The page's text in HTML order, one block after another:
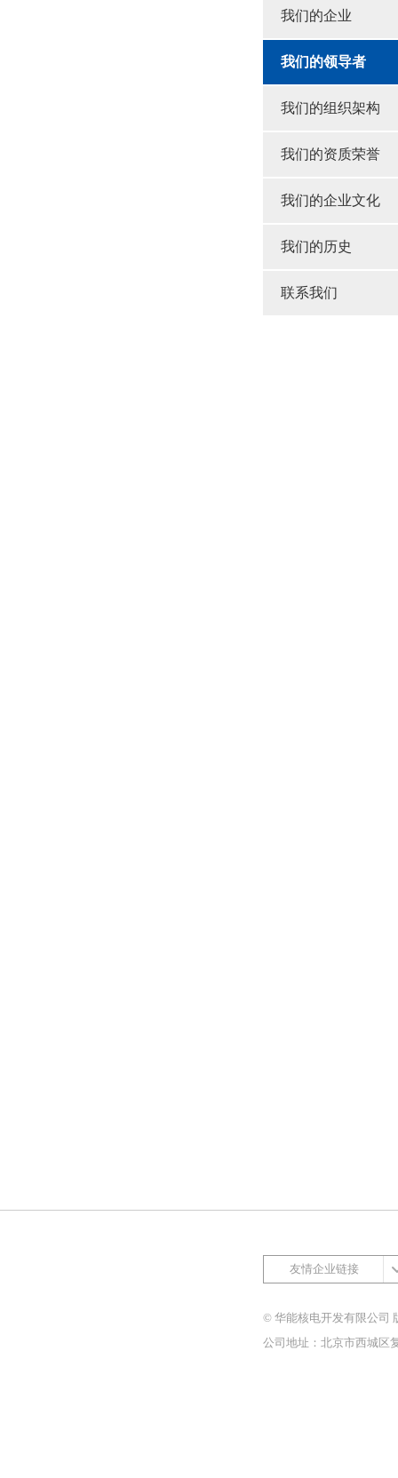
我们的企业
我们的领导者
我们的组织架构
我们的资质荣誉
我们的企业文化
我们的历史
联系我们
友情企业链接
© 华能核电开发有限公司
公司地址：北京市西城区